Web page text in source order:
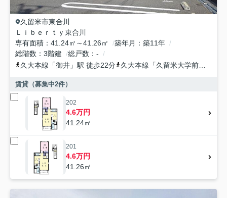
久留米市東合川
Ｌｉｂｅｒｔｙ東合川
専有面積
41.24㎡～41.26㎡ 築年月
築11年
総階数
3階建 総戸数
-
久大本線 「御井 」駅 徒歩22分 久大本線 「久留米大学前
賃貸（募集中2件）
202
4.6万円
41.24㎡
201
4.6万円
41.26㎡